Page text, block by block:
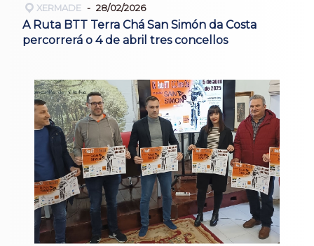
XERMADE 28/02/2026
A Ruta BTT Terra Chá San Simón da Costa
percorrerá o 4 de abril tres concellos